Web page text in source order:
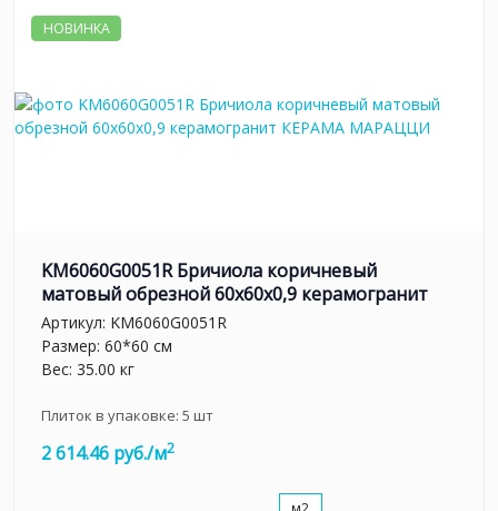
НОВИНКА
KM6060G0051R Бричиола коричневый
матовый обрезной 60x60x0,9 керамогранит
Артикул: KM6060G0051R
Размер: 60*60 см
Вес: 35.00 кг
Плиток в упаковке: 5 шт
2 614.46 руб./м2